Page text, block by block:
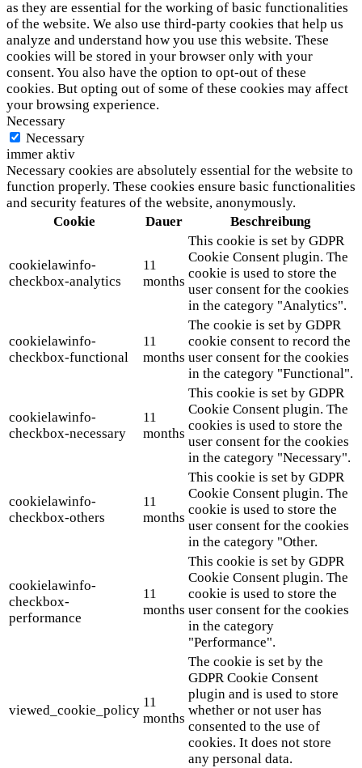
as they are essential for the working of basic functionalities
of the website. We also use third-party cookies that help us
analyze and understand how you use this website. These
cookies will be stored in your browser only with your
consent. You also have the option to opt-out of these
cookies. But opting out of some of these cookies may affect
your browsing experience.
Necessary
Necessary
immer aktiv
Necessary cookies are absolutely essential for the website to
function properly. These cookies ensure basic functionalities
and security features of the website, anonymously.
Cookie
Dauer Beschreibung
cookielawinfo-
checkbox-analytics
11
months
This cookie is set by GDPR
Cookie Consent plugin. The
cookie is used to store the
user consent for the cookies
in the category "Analytics".
cookielawinfo-
checkbox-functional
11
months
The cookie is set by GDPR
cookie consent to record the
user consent for the cookies
in the category "Functional".
cookielawinfo-
checkbox-necessary
11
months
This cookie is set by GDPR
Cookie Consent plugin. The
cookies is used to store the
user consent for the cookies
in the category "Necessary".
cookielawinfo-
checkbox-others
11
months
This cookie is set by GDPR
Cookie Consent plugin. The
cookie is used to store the
user consent for the cookies
in the category "Other.
cookielawinfo-
checkbox-
performance
11
months
This cookie is set by GDPR
Cookie Consent plugin. The
cookie is used to store the
user consent for the cookies
in the category
"Performance".
viewed_cookie_policy
11
months
The cookie is set by the
GDPR Cookie Consent
plugin and is used to store
whether or not user has
consented to the use of
cookies. It does not store
any personal data.